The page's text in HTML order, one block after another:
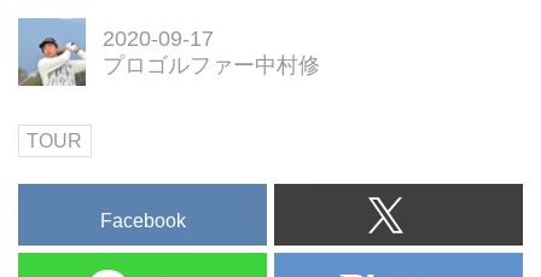
2020-09-17
プロゴルファー中村修
TOUR
Facebook